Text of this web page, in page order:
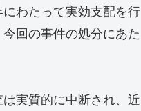
わたって実効支配を行
回の事件の処分にあた
実質的に中断され、近